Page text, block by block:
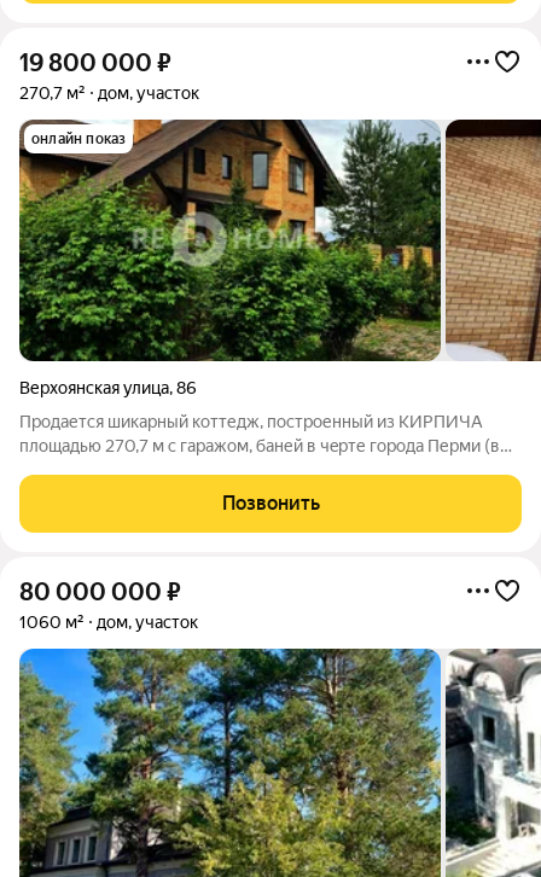
19 800 000 ₽
270,7 м² дом, участок
онлайн показ
Верхоянская улица,86
Продается шикарный коттедж, построенный из КИРПИЧА
площадью 270,7 м с гарaжом, баней в чeрте города Пеpми (в
поcтpоeн для кoмфортнoй жизни: Продуманнaя плaниpoвкa: на
первом этаже большая
Позвонить
80 000 000 ₽
1060 м² дом, участок